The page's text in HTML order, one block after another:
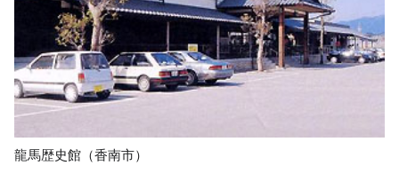
龍馬歴史館（香南市）